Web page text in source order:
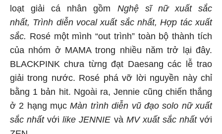
loạt giải cá nhân gồm Nghệ sĩ nữ xuất sắc
nhất, Trình diễn vocal xuất sắc nhất, Hợp tác xuất
sắc.
Rosé một mình “out trình” toàn bộ thành tích
của nhóm ở MAMA trong nhiều năm trở lại đây.
BLACKPINK chưa từng đạt Daesang các lễ trao
giải trong nước. Rosé phá vỡ lời nguyền này chỉ
bằng 1 bản hit. Ngoài ra, Jennie cũng chiến thắng
ở 2 hạng mục Màn trình diễn vũ đạo solo nữ xuất
sắc nhấtvới like JENNIE và MV xuất sắc nhấtvới